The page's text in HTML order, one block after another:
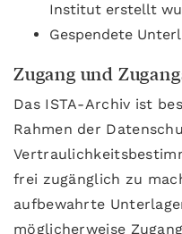
Institut erstellt
Gespendete
Zugang und
Das ISTA-Archiv ist
Rahmen der
frei zugänglich zu
aufbewahrte
möglicherweise